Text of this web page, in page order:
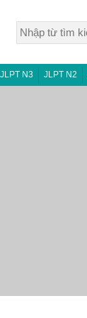
JLPT N3 JLPT N2